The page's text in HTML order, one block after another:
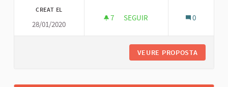
CREAT EL
28/01/2020
7 7 SEGUIDORES
SEGUIR 0
VEURE PROPOSTA